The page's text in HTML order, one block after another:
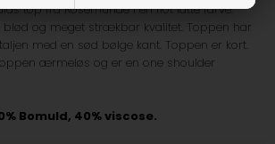
top fra Rosemunde i en flot latte farve.
blød og meget strækbar kvalitet. Toppen har
med en sød bølge kant. Toppen er kort.
ærmeløs og er en one shoulder
Bomuld, 40% viscose.